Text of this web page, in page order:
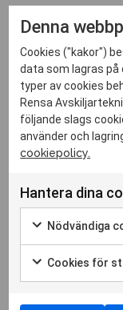
Vi på Rensa är
Stockholms
våran egna
med dem för att
i Stockholm.
duktiga utan blev
kunde inte önskas
för att boka tid för
Denna
Cookies ("kakor")
data som lagras på
typer av cookies
Rensa
följande slags
använder och
cookiepolicy.
Hantera dina
Nödvändiga
Cookies för